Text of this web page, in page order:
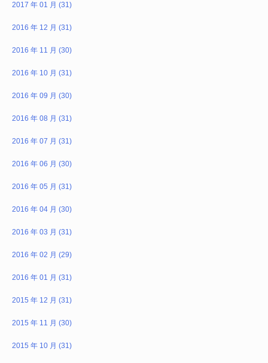
2017 年 01 月 (31)
2016 年 12 月 (31)
2016 年 11 月 (30)
2016 年 10 月 (31)
2016 年 09 月 (30)
2016 年 08 月 (31)
2016 年 07 月 (31)
2016 年 06 月 (30)
2016 年 05 月 (31)
2016 年 04 月 (30)
2016 年 03 月 (31)
2016 年 02 月 (29)
2016 年 01 月 (31)
2015 年 12 月 (31)
2015 年 11 月 (30)
2015 年 10 月 (31)